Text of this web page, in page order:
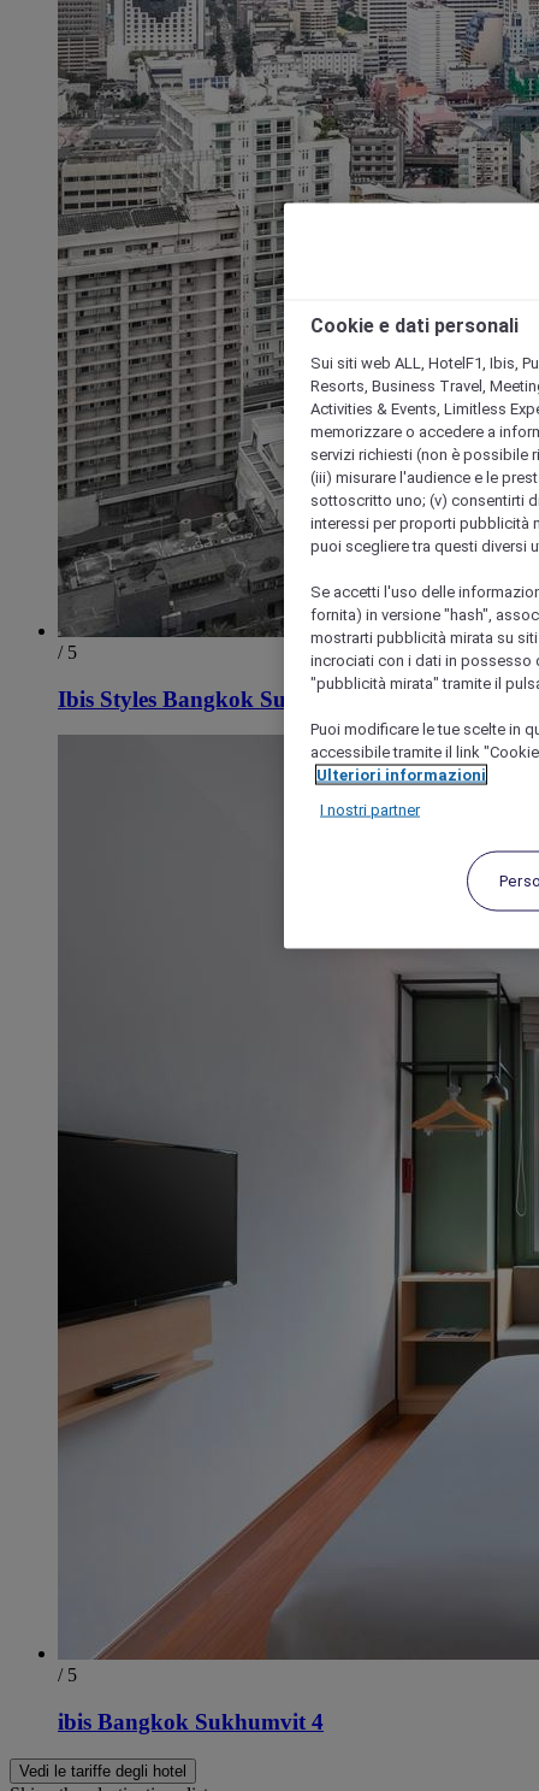
/ 5
Ibis Styles Bangkok Sukhumvit
/ 5
ibis Bangkok Sukhumvit 4
Vedi le tariffe degli hotel
Cookie e dati personali
Sui siti web ALL, HotelF1, Ibis,
Resorts, Business Travel,
Activities & Events, Limitless
memorizzare o accedere a
servizi richiesti (non è possibile
(iii) misurare l'audience e le
sottoscritto uno; (v) consentirti
interessi per proporti pubblicità
puoi scegliere tra questi diversi
Se accetti l'uso delle
fornita) in versione "hash",
mostrarti pubblicità mirata su
incrociati con i dati in possesso
"pubblicità mirata" tramite il
Puoi modificare le tue scelte in
accessibile tramite il link
Ulteriori informazioni
I nostri partner